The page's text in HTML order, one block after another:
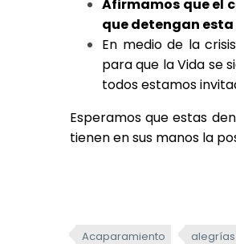
Afirmamos que el
que detengan
En medio de la
para que la Vida se
todos estamos
Esperamos que estas
tienen en sus manos la
Acaparamiento alegrías